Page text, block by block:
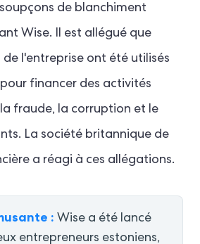
de blanchiment
Wise. Il est allégué que
l'entreprise ont été utilisés
financer des activités
fraude, la corruption et le
La société britannique de
a réagi à ces allégations.
: Wise a été lancé
entrepreneurs estoniens,